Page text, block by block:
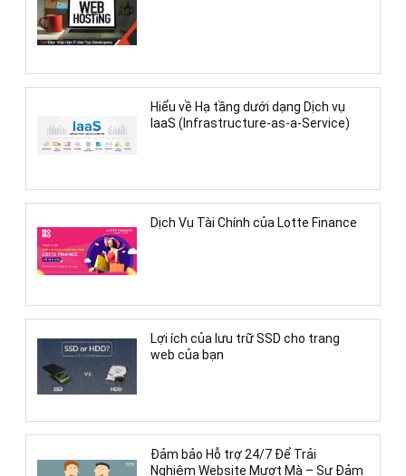
Hiểu về Hạ tầng dưới dạng Dịch vụ
IaaS (Infrastructure-as-a-Service)
Dịch Vụ Tài Chính của Lotte Finance
Lợi ích của lưu trữ SSD cho trang
web của bạn
Đảm bảo Hỗ trợ 24/7 Để Trải
Nghiệm Website Mượt Mà – Sự Đảm